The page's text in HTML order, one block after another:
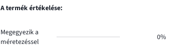
A termék értékelése:
Megegyezik a
méretezéssel
0%